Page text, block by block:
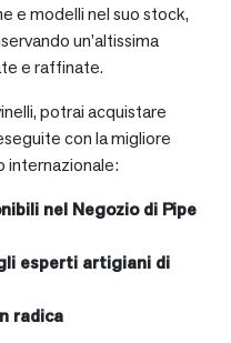
e modelli nel suo stock,
un’altissima
e raffinate.
potrai acquistare
con la migliore
internazionale:
nel Negozio di Pipe
esperti artigiani di
radica